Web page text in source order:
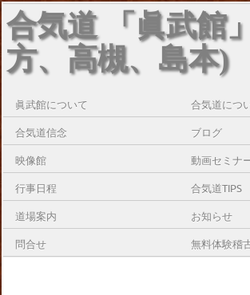
合気道 「眞武館
方、高槻、島本)
眞武館について 合気道につ
合気道信念 ブログ
映像館 動画セミナ
行事日程 合気道TIPS
道場案内 お知らせ
問合せ 無料体験稽